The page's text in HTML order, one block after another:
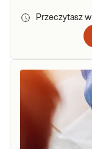
Przeczytasz w